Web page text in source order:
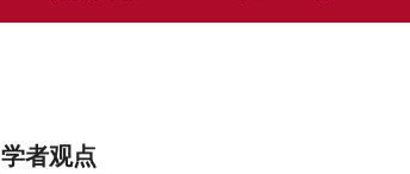
学者观点